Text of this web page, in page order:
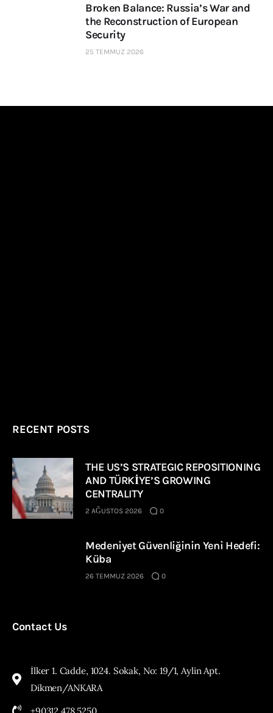
Broken Balance: Russia’s War and
the Reconstruction of European
Security
25 TEMMUZ 2026
RECENT POSTS
THE US’S STRATEGIC REPOSITIONING
AND TÜRKİYE’S GROWING
CENTRALITY
2 AĞUSTOS 2026 0
Medeniyet Güvenliğinin Yeni Hedefi:
Küba
26 TEMMUZ 2026 0
Contact Us
İlker 1. Cadde, 1024. Sokak, No: 19/1, Aylin Apt.
Dikmen/ANKARA